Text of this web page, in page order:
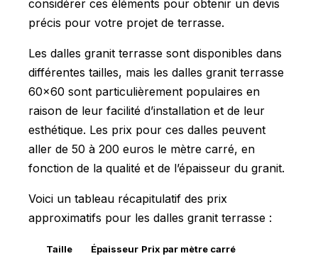
considérer ces éléments pour obtenir un devis
précis pour votre projet de terrasse.
Les dalles granit terrasse sont disponibles dans
différentes tailles, mais les dalles granit terrasse
60x60 sont particulièrement populaires en
raison de leur facilité d’installation et de leur
esthétique. Les prix pour ces dalles peuvent
aller de 50 à 200 euros le mètre carré, en
fonction de la qualité et de l’épaisseur du granit.
Voici un tableau récapitulatif des prix
approximatifs pour les dalles granit terrasse :
Taille Épaisseur Prix par mètre carré